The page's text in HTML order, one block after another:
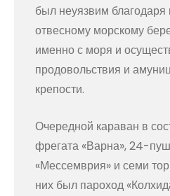
был неуязвим
отвесному морскому
именно с моря и
продовольствия и
крепости.
Очередной караван в
фрегата «Варна», 24-
«Мессемврия» и семи
них был пароход